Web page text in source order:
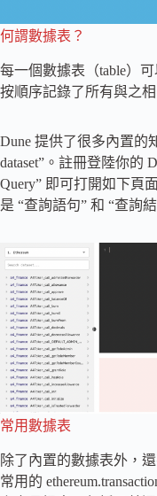
何謂數據表？
每一個數據表（table）
按順序記錄了所有與之相
Dune 提供了很多內置的
dataset”。註冊登陸你的
Query” 即可打開如下頁
是 “查詢語句” 和 “查詢
常用數據表
除了內置的數據表外，
常用的